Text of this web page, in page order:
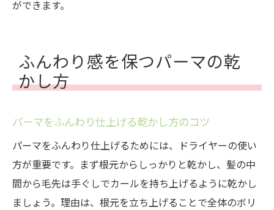
ができます。
ふんわり感を保つパーマの乾
かし方
パーマをふんわり仕上げる乾かし方のコツ
パーマをふんわり仕上げるためには、ドライヤーの使い
方が重要です。まず根元からしっかりと乾かし、髪の中
間から毛先は手ぐしでカールを持ち上げるように乾かし
ましょう。理由は、根元を立ち上げることで全体のボリ